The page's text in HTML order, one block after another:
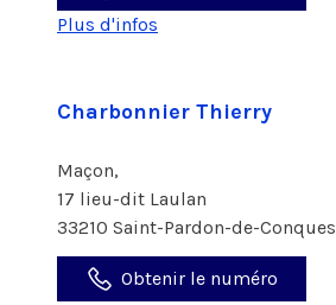
Plus d'infos
Charbonnier Thierry
Maçon,
17 lieu-dit Laulan
33210 Saint-Pardon-de-Conques
Obtenir le numéro